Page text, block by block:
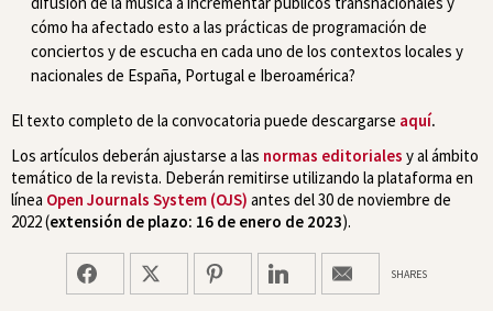
cómo ha afectado esto a las prácticas de programación de
conciertos y de escucha en cada uno de los contextos locales y
nacionales de España, Portugal e Iberoamérica?
El texto completo de la convocatoria puede descargarse aquí.
Los artículos deberán ajustarse a las normas editoriales y al ámbito
temático de la revista. Deberán remitirse utilizando la plataforma en
línea Open Journals System (OJS) antes del 30 de noviembre de
2022 (extensión de plazo: 16 de enero de 2023).
SHARES